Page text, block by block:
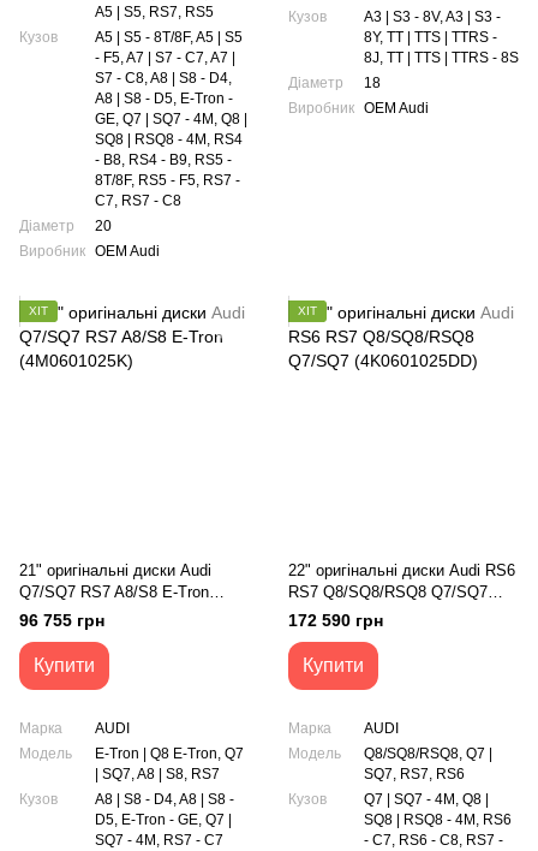
A5 | S5, RS7, RS5
Кузов
A5 | S5 - 8T/8F, A5 | S5
- F5, A7 | S7 - C7, A7 |
S7 - C8, A8 | S8 - D4,
A8 | S8 - D5, E-Tron -
GE, Q7 | SQ7 - 4M, Q8 |
SQ8 | RSQ8 - 4M, RS4
- B8, RS4 - B9, RS5 -
8T/8F, RS5 - F5, RS7 -
C7, RS7 - C8
Діаметр
20
Виробник OEM Audi
Кузов
A3 | S3 - 8V, A3 | S3 -
8Y, TT | TTS | TTRS -
8J, TT | TTS | TTRS - 8S
Діаметр
18
Виробник OEM Audi
ХІТ
21" оригінальні диски Audi
Q7/SQ7 RS7 A8/S8 E-Tron
(4M0601025K)
96 755 грн
Купити
Марка
AUDI
Модель
E-Tron | Q8 E-Tron, Q7
| SQ7, A8 | S8, RS7
Кузов
A8 | S8 - D4, A8 | S8 -
D5, E-Tron - GE, Q7 |
SQ7 - 4M, RS7 - C7
ХІТ
22" оригінальні диски Audi RS6
RS7 Q8/SQ8/RSQ8 Q7/SQ7
(4K0601025DD)
172 590 грн
Купити
Марка
AUDI
Модель
Q8/SQ8/RSQ8, Q7 |
SQ7, RS7, RS6
Кузов
Q7 | SQ7 - 4M, Q8 |
SQ8 | RSQ8 - 4M, RS6
- C7, RS6 - C8, RS7 -